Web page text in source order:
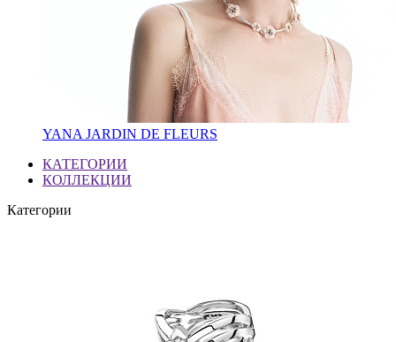
YANA JARDIN DE FLEURS
КАТЕГОРИИ
КОЛЛЕКЦИИ
Категории